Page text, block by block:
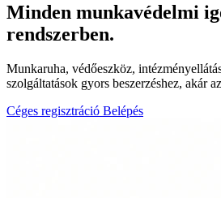
Minden munkavédelmi
rendszerben.
Munkaruha, védőeszköz,
szolgáltatások gyors beszerzéshez, akár
Céges regisztráció Belépés